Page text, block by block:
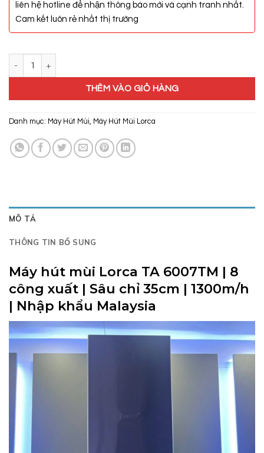
liên hệ hotline để nhận thông báo mới và cạnh tranh nhất.
Cam kết luôn rẻ nhất thị trường
THÊM VÀO GIỎ HÀNG
Danh mục: Máy Hút Mùi, Máy Hút Mùi Lorca
MÔ TẢ
THÔNG TIN BỔ SUNG
Máy hút mùi Lorca TA 6007TM | 8
công xuất | Sâu chỉ 35cm | 1300m/h
| Nhập khẩu Malaysia